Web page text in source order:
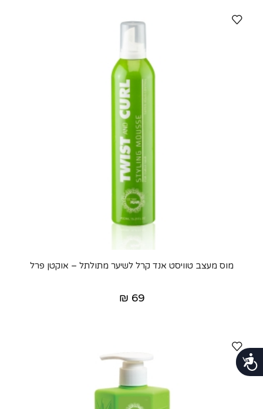
נגישות
מוס מעצב טוויסט אנד קרל לשיער מתולתל – אוקטן פרל
₪ 69